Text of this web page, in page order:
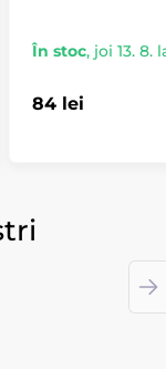
În stoc, joi 13. 8.
84 lei